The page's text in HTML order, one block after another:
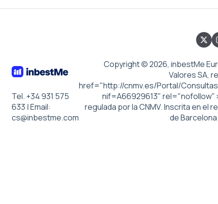
Tel. +34 931 575
633 | Email:
cs@inbestme.com
Copyright © 2026, inbestMe
Valores SA,
href="http://cnmv.es/Portal/
nif=A66929613"
regulada por la CNMV. Inscrita en el
de